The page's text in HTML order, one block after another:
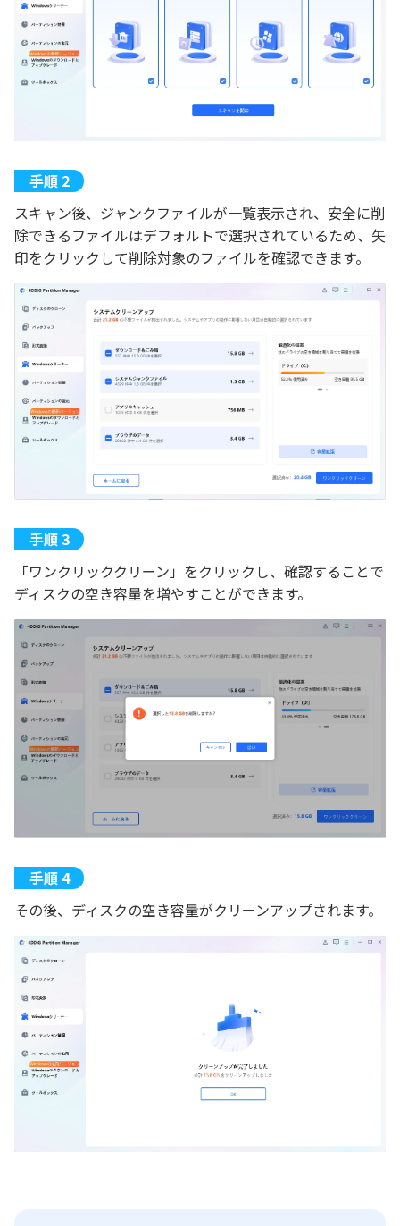
スキャン後、ジャンクファイルが一覧表示され、安全に削
除できるファイルはデフォルトで選択されているため、矢
印をクリックして削除対象のファイルを確認できます。
「ワンクリッククリーン」をクリックし、確認することで
ディスクの空き容量を増やすことができます。
その後、ディスクの空き容量がクリーンアップされます。